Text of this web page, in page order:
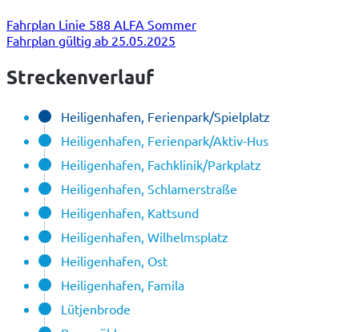
Fahrplan Linie 588 ALFA Sommer
Fahrplan gültig ab 25.05.2025
Streckenverlauf
Heiligenhafen, Ferienpark/Spielplatz
Heiligenhafen, Ferienpark/Aktiv-Hus
Heiligenhafen, Fachklinik/Parkplatz
Heiligenhafen, Schlamerstraße
Heiligenhafen, Kattsund
Heiligenhafen, Wilhelmsplatz
Heiligenhafen, Ost
Heiligenhafen, Famila
Lütjenbrode